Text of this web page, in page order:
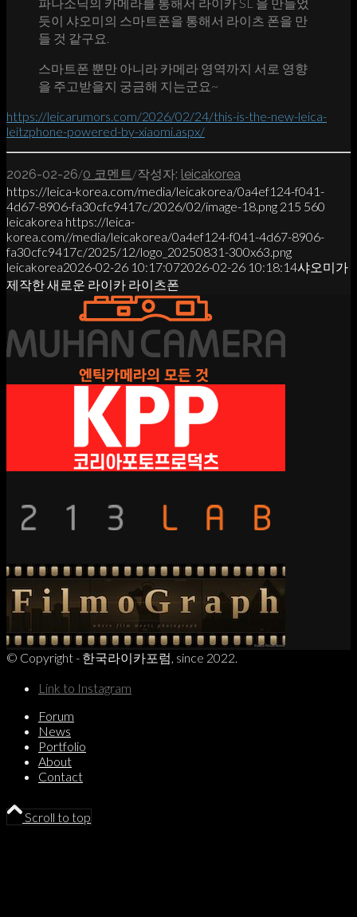
듯이 샤오미의 스마트폰을 통해서 라이츠 폰을 만
들 것 같구요.
스마트폰 뿐만 아니라 카메라 영역까지 서로 영향
을 주고받을지 궁금해 지는군요~
https://leicarumors.com/2026/02/24/this-is-the-new-leica-
leitzphone-powered-by-xiaomi.aspx/
2026-02-26/0 코멘트 /작성자: leicakorea
https://leica-korea.com/media/leicakorea/0a4ef124-f041-
4d67-8906-fa30cfc9417c/2026/02/image-18.png 215 560
leicakorea https://leica-
korea.com//media/leicakorea/0a4ef124-f041-4d67-8906-
fa30cfc9417c/2025/12/logo_20250831-300x63.png
leicakorea2026-02-26 10:17:072026-02-26 10:18:14샤오미가
제작한 새로운 라이카 라이츠폰
© Copyright - 한국라이카포럼, since 2022.
Link to Instagram
Forum
News
Portfolio
About
Contact
Scroll to top